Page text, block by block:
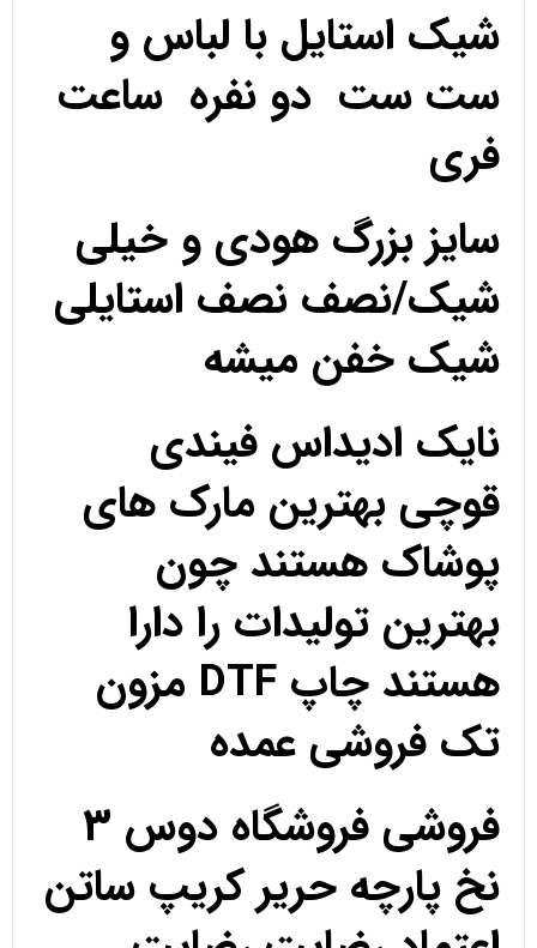
شیک استایل با لباس و
ست ست دو نفره ساعت
فری
سایز بزرگ هودی و خیلی
شیک/نصف نصف استایلی
شیک خفن میشه
نایک ادیداس فیندی
قوچی بهترین مارک های
پوشاک هستند چون
بهترین تولیدات را دارا
هستند چاپ DTF مزون
تک فروشی عمده
فروشی فروشگاه دوس 3
نخ پارچه حریر کریپ ساتن